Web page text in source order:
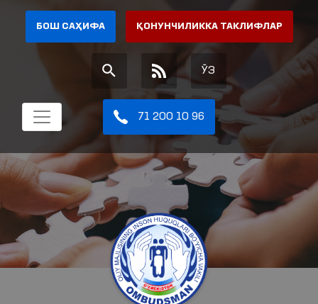
БОШ САҲИФА ҚОНУНЧИЛИККА ТАКЛИФЛАР
ЎЗ
71 200 10 96